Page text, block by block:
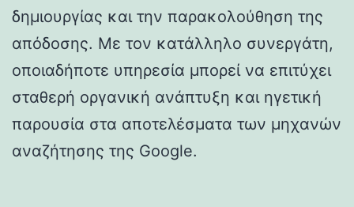
δημιουργίας και την παρακολούθηση της
απόδοσης. Με τον κατάλληλο συνεργάτη,
οποιαδήποτε υπηρεσία μπορεί να επιτύχει
σταθερή οργανική ανάπτυξη και ηγετική
παρουσία στα αποτελέσματα των μηχανών
αναζήτησης της Google.